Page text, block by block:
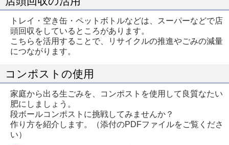
トレイ・空き缶・ペットボトルなどは、スーパーなどで店
頭回収をしているところがあります。
こちらを活用することで、リサイクルの推進やごみの減量
につながります。
コンポストの使用
家庭から出る生ごみを、コンポストを使用して良質なたい
肥にしましょう。
段ボールコンポストに挑戦してみませんか？
作り方を紹介します。（添付のPDFファイルをご覧くださ
い）